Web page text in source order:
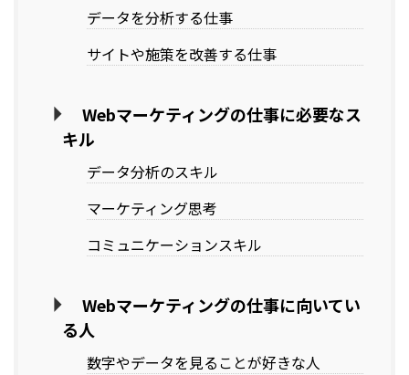
データを分析する仕事
サイトや施策を改善する仕事
Webマーケティングの仕事に必要なス
キル
データ分析のスキル
マーケティング思考
コミュニケーションスキル
Webマーケティングの仕事に向いてい
る人
数字やデータを見ることが好きな人